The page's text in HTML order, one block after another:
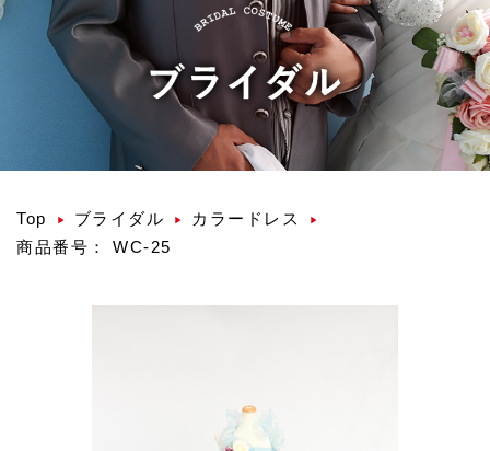
Top ブライダル
カラードレス
商品番号： WC-25